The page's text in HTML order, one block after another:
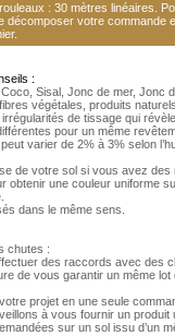
: 30 mètres linéaires.
décomposer votre commande
:
Sisal, Jonc de mer, Jonc
végétales, produits
de tissage qui
pour un même
varier de 2% à 3% selon
de votre sol si vous avez des
obtenir une couleur uniforme
dans le même sens.
chutes :
des raccords avec des
de vous garantir un même
projet en une seule
à vous fournir un
sur un sol issu d’un